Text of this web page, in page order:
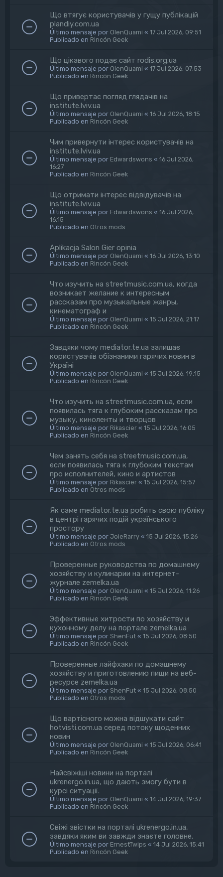
Що втягує користувачів у гущу публікацій
plandiy.com.ua
Último mensaje por OlenQuami « 17 Jul 2026, 09:51
Publicado en Rincón Geek
Що цікавого подає сайт rodis.org.ua
Último mensaje por OlenQuami « 17 Jul 2026, 07:53
Publicado en Rincón Geek
Що привертає погляд глядачів на
institute.lviv.ua
Último mensaje por OlenQuami « 16 Jul 2026, 18:15
Publicado en Rincón Geek
Чим привернути інтерес користувачів на
institute.lviv.ua
Último mensaje por Edwardswons « 16 Jul 2026,
16:27
Publicado en Rincón Geek
Що отримати інтерес відвідувачів на
institute.lviv.ua
Último mensaje por Edwardswons « 16 Jul 2026,
16:15
Publicado en Otros mods
Aplikacja Salon Gier opinia
Último mensaje por OlenQuami « 16 Jul 2026, 13:10
Publicado en Rincón Geek
Что изучить на streetmusic.com.ua, когда
возникает желание к интересным
рассказам про музыкальные жанры,
кинематограф и
Último mensaje por OlenQuami « 15 Jul 2026, 21:17
Publicado en Rincón Geek
Завдяки чому mediator.te.ua залишає
користувачів обізнаними гарячих новин в
Україні
Último mensaje por OlenQuami « 15 Jul 2026, 19:15
Publicado en Rincón Geek
Что изучить на streetmusic.com.ua, если
появилась тяга к глубоким рассказам про
музыку, киноленты и творцов
Último mensaje por Rikascier « 15 Jul 2026, 16:05
Publicado en Rincón Geek
Чем занять себя на streetmusic.com.ua,
если появилась тяга к глубоким текстам
про исполнителей, кино и артистов
Último mensaje por Rikascier « 15 Jul 2026, 15:57
Publicado en Otros mods
Як саме mediator.te.ua робить свою публіку
в центрі гарячих подій українського
простору
Último mensaje por JoieRarry « 15 Jul 2026, 15:26
Publicado en Otros mods
Проверенные руководства по домашнему
хозяйству и кулинарии на интернет-
журнале zemelka.ua
Último mensaje por OlenQuami « 15 Jul 2026, 11:26
Publicado en Rincón Geek
Эффективные хитрости по хозяйству и
кухонному делу на портале zemelka.ua
Último mensaje por ShenFut « 15 Jul 2026, 08:50
Publicado en Rincón Geek
Проверенные лайфхаки по домашнему
хозяйству и приготовлению пищи на веб-
ресурсе zemelka.ua
Último mensaje por ShenFut « 15 Jul 2026, 08:50
Publicado en Otros mods
Що вартісного можна відшукати сайт
hotvisti.com.ua серед потоку щоденних
новин
Último mensaje por OlenQuami « 15 Jul 2026, 06:41
Publicado en Rincón Geek
Найсвіжіші новини на порталі
ukrenergo.in.ua, що дають змогу бути в
курсі ситуації.
Último mensaje por OlenQuami « 14 Jul 2026, 19:37
Publicado en Rincón Geek
Свіжі звістки на порталі ukrenergo.in.ua,
завдяки яким ви завжди знаєте головне.
Último mensaje por ErnestTwips « 14 Jul 2026, 15:41
Publicado en Rincón Geek